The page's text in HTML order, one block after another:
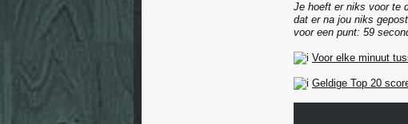
Je hoeft er niks voor te
dat er na jou niks
voor een punt: 59
Voor elke minuut
Geldige Top 20